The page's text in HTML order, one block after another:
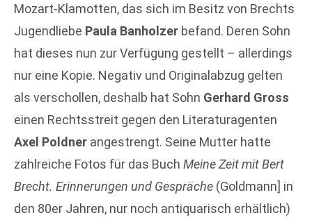
Mozart-Klamotten, das sich im Besitz von Brechts
Jugendliebe Paula Banholzer befand. Deren Sohn
hat dieses nun zur Verfügung gestellt – allerdings
nur eine Kopie. Negativ und Originalabzug gelten
als verschollen, deshalb hat Sohn Gerhard Gross
einen Rechtsstreit gegen den Literaturagenten
Axel Poldner angestrengt. Seine Mutter hatte
zahlreiche Fotos für das Buch Meine Zeit mit Bert
Brecht. Erinnerungen und Gespräche (Goldmann] in
den 80er Jahren, nur noch antiquarisch erhältlich)